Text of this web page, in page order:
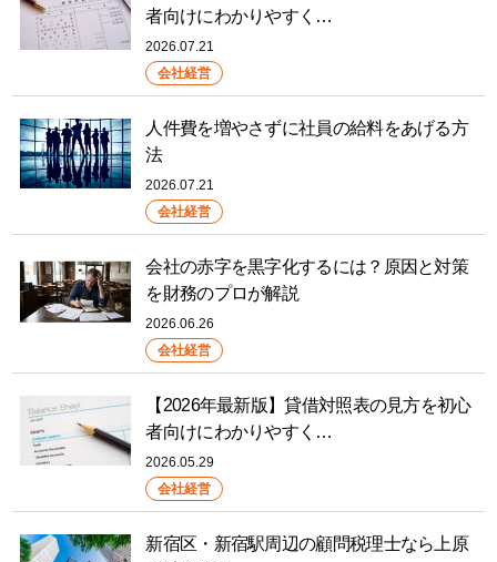
者向けにわかりやすく…
2026.07.21
会社経営
人件費を増やさずに社員の給料をあげる方
法
2026.07.21
会社経営
会社の赤字を黒字化するには？原因と対策
を財務のプロが解説
2026.06.26
会社経営
【2026年最新版】貸借対照表の見方を初心
者向けにわかりやすく…
2026.05.29
会社経営
新宿区・新宿駅周辺の顧問税理士なら上原